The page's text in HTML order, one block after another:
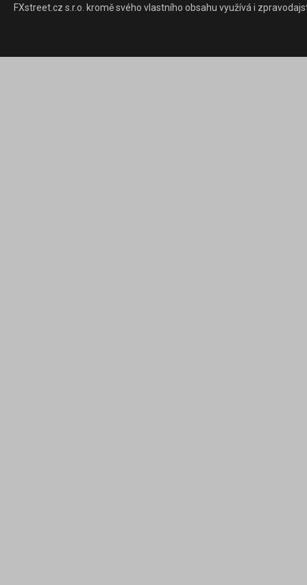
FXstreet.cz s.r.o. kromě svého vlastního obsahu využívá i